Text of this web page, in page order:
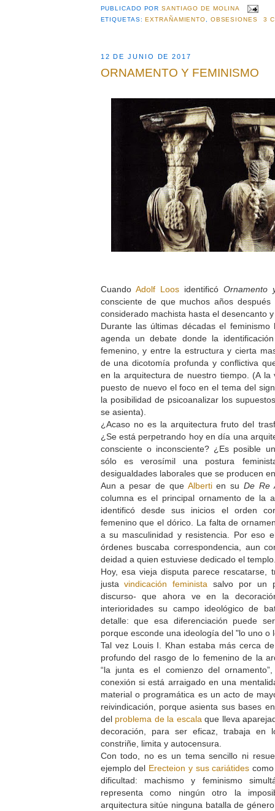
PUBLICADO PORSANTIAGO DE MOLINA
ETIQUETAS:EXTRAÑAMIENTO, OBSESIONES 3
12 DE JUNIO DE 2017
ORNAMENTO Y FEMINISMO
Cuando Adolf Loosidentificó Ornamento
consciente de que muchos años
considerado machista hasta el desencanto
Durante las últimas décadas el
agenda un debate donde la
femenino, y entre la estructura y cierta
de una dicotomía profunda y conflictiva
en la arquitectura de nuestro tiempo. (A la
puesto de nuevo el foco en el tema del
la posibilidad de psicoanalizar los
se asienta).
¿Acaso no es la arquitectura fruto del
¿Se está perpetrando hoy en día una
consciente o inconsciente? ¿Es posible
sólo es verosímil una postura
desigualdades laborales que se producen
Aun a pesar de que Albertien suDe Re
columna es el principal ornamento de la
identificó desde sus inicios el orden
femenino que el dórico. La falta de
a su masculinidad y resistencia. Por eso
órdenes buscaba correspondencia, aun
deidad a quien estuviese dedicado el
Hoy, esa vieja disputa parece rescatarse,
justavindicación feminista salvo por un
discurso- que ahora ve en la
interioridades su campo ideológico de
detalle: que esa diferenciación puede
porque esconde una ideología del "lo uno o
Tal vez Louis I. Khan estaba más cerca
profundo del rasgo de lo femenino de la
“la junta es el comienzo del
conexión si está arraigado en una
material o programática es un acto de
reivindicación, porque asienta sus bases
del problema de la escala que lleva
decoración, para ser eficaz, trabaja
constriñe, limita y autocensura.
Con todo, no es un tema sencillo ni
ejemplo del Erecteion y sus cariátides
dificultad: machismo y feminismo
representa como ningún otro la
arquitectura sitúe ninguna batalla de